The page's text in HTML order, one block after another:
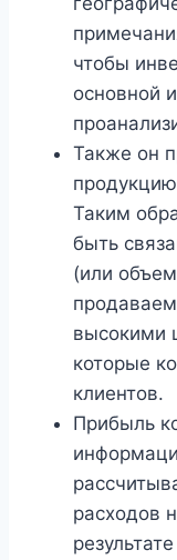
чтобы
основной
Также он
Таким
быть
(или
высокими
которые
клиентов.
Прибыль
расходов